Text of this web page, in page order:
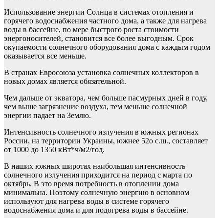
Использование энергии Солнца в системах отопления и
горячего водоснабжения частного дома, а также для нагрева
воды в бассейне, по мере быстрого роста стоимости
энергоносителей, становится все более выгодным. Срок
окупаемости солнечного оборудования дома с каждым годом
оказывается все меньше.
В странах Евросоюза установка солнечных коллекторов в
новых домах является обязательной.
Чем дальше от экватора, чем больше пасмурных дней в году,
чем выше загрязнение воздуха, тем меньше солнечной
энергии падает на Землю.
Интенсивность солнечного излучения в южных регионах
России, на территории Украины, южнее 52о с.ш., составляет
от 1000 до 1350 кВт*ч/м2/год.
В наших южных широтах наибольшая интенсивность
солнечного излучения приходится на период с марта по
октябрь. В это время потребность в отоплении дома
минимальна. Поэтому солнечную энергию в основном
используют для нагрева воды в системе горячего
водоснабжения дома и для подогрева воды в бассейне.